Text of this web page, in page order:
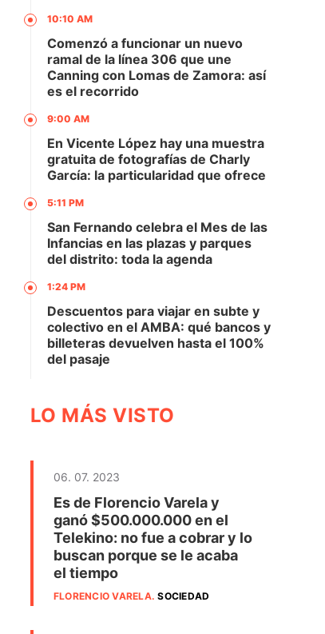
10:10 AM
Comenzó a funcionar un nuevo
ramal de la línea 306 que une
Canning con Lomas de Zamora: así
es el recorrido
9:00 AM
En Vicente López hay una muestra
gratuita de fotografías de Charly
García: la particularidad que ofrece
5:11 PM
San Fernando celebra el Mes de las
Infancias en las plazas y parques
del distrito: toda la agenda
1:24 PM
Descuentos para viajar en subte y
colectivo en el AMBA: qué bancos y
billeteras devuelven hasta el 100%
del pasaje
LO MÁS VISTO
06. 07. 2023
Es de Florencio Varela y
ganó $500.000.000 en el
Telekino: no fue a cobrar y lo
buscan porque se le acaba
el tiempo
FLORENCIO VARELA.SOCIEDAD